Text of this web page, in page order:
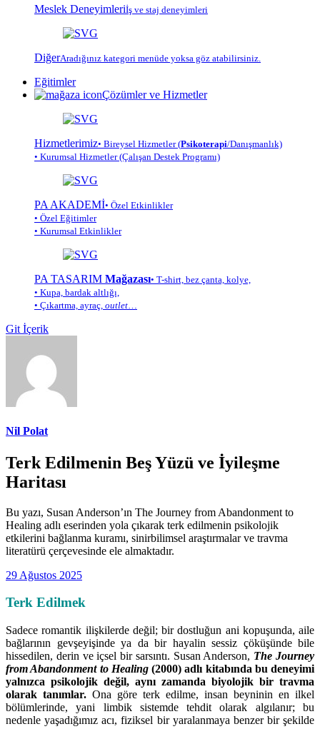
Meslek Deneyimleriİş ve staj deneyimleri
DiğerAradığınız kategori menüde yoksa göz atabilirsiniz.
Eğitimler
Çözümler ve Hizmetler
Hizmetlerimiz• Bireysel Hizmetler (Psikoterapi/Danışmanlık)
• Kurumsal Hizmetler (Çalışan Destek Programı)
PA AKADEMİ• Özel Etkinlikler
• Özel Eğitimler
• Kurumsal Etkinlikler
PA TASARIM Mağazası• T-shirt, bez çanta, kolye,
• Kupa, bardak altlığı,
• Çıkartma, ayraç, outlet…
Git İçerik
Nil Polat
Terk Edilmenin Beş Yüzü ve İyileşme
Haritası
Bu yazı, Susan Anderson’ın The Journey from Abandonment to
Healing adlı eserinden yola çıkarak terk edilmenin psikolojik
etkilerini bağlanma kuramı, sinirbilimsel araştırmalar ve travma
literatürü çerçevesinde ele almaktadır.
29 Ağustos 2025
Terk Edilmek
Sadece romantik ilişkilerde değil; bir dostluğun ani kopuşunda, aile
bağlarının gevşeyişinde ya da bir hayalin sessiz çöküşünde bile
hissedilen, derin ve içsel bir sarsıntı. Susan Anderson, The Journey
from Abandonment to Healing(2000) adlı kitabında bu deneyimi
yalnızca psikolojik değil, aynı zamanda biyolojik bir travma
olarak tanımlar. Ona göre terk edilme, insan beyninin en ilkel
bölümlerinde, yani limbik sistemde tehdit olarak algılanır; bu
nedenle yaşadığımız acı, fiziksel bir yaralanmaya benzer bir şekilde